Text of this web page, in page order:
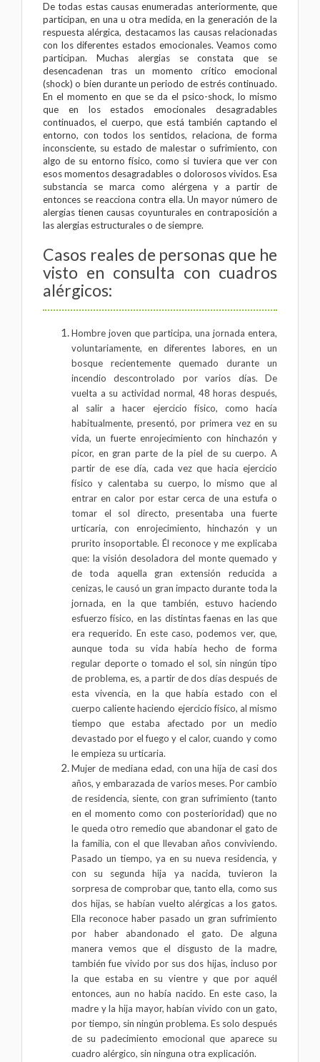
De todas estas causas enumeradas anteriormente, que
participan, en una u otra medida, en la generación de la
respuesta alérgica, destacamos las causas relacionadas
con los diferentes estados emocionales. Veamos como
participan. Muchas alergias se constata que se
desencadenan tras un momento crítico emocional
(shock) o bien durante un periodo de estrés continuado.
En el momento en que se da el psico-shock, lo mismo
que en los estados emocionales desagradables
continuados, el cuerpo, que está también captando el
entorno, con todos los sentidos, relaciona, de forma
inconsciente, su estado de malestar o sufrimiento, con
algo de su entorno físico, como si tuviera que ver con
esos momentos desagradables o dolorosos vividos. Esa
substancia se marca como alérgena y a partir de
entonces se reacciona contra ella. Un mayor número de
alergias tienen causas coyunturales en contraposición a
las alergias estructurales o de siempre.
Casos reales de personas que he
visto en consulta con cuadros
alérgicos:
Hombre joven que participa, una jornada entera,
voluntariamente, en diferentes labores, en un
bosque recientemente quemado durante un
incendio descontrolado por varios días. De
vuelta a su actividad normal, 48 horas después,
al salir a hacer ejercicio físico, como hacía
habitualmente, presentó, por primera vez en su
vida, un fuerte enrojecimiento con hinchazón y
picor, en gran parte de la piel de su cuerpo. A
partir de ese día, cada vez que hacia ejercicio
físico y calentaba su cuerpo, lo mismo que al
entrar en calor por estar cerca de una estufa o
tomar el sol directo, presentaba una fuerte
urticaria, con enrojecimiento, hinchazón y un
prurito insoportable. Él reconoce y me explicaba
que: la visión desoladora del monte quemado y
de toda aquella gran extensión reducida a
cenizas, le causó un gran impacto durante toda la
jornada, en la que también, estuvo haciendo
esfuerzo físico, en las distintas faenas en las que
era requerido. En este caso, podemos ver, que,
aunque toda su vida había hecho de forma
regular deporte o tomado el sol, sin ningún tipo
de problema, es, a partir de dos días después de
esta vivencia, en la que había estado con el
cuerpo caliente haciendo ejercicio físico, al mismo
tiempo que estaba afectado por un medio
devastado por el fuego y el calor, cuando y como
le empieza su urticaria.
Mujer de mediana edad, con una hija de casi dos
años, y embarazada de varios meses. Por cambio
de residencia, siente, con gran sufrimiento (tanto
en el momento como con posterioridad) que no
le queda otro remedio que abandonar el gato de
la familia, con el que llevaban años conviviendo.
Pasado un tiempo, ya en su nueva residencia, y
con su segunda hija ya nacida, tuvieron la
sorpresa de comprobar que, tanto ella, como sus
dos hijas, se habían vuelto alérgicas a los gatos.
Ella reconoce haber pasado un gran sufrimiento
por haber abandonado el gato. De alguna
manera vemos que el disgusto de la madre,
también fue vivido por sus dos hijas, incluso por
la que estaba en su vientre y que por aquél
entonces, aun no había nacido. En este caso, la
madre y la hija mayor, habían vivido con un gato,
por tiempo, sin ningún problema. Es solo después
de su padecimiento emocional que aparece su
cuadro alérgico, sin ninguna otra explicación.